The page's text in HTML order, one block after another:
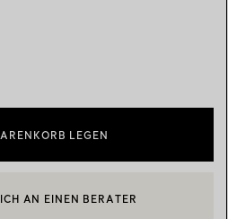
LEGEN
KONTAKTIEREN ODER EINEN
AN EINEN BERATER